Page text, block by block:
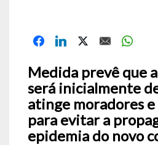
Medida prevê que
será inicialmente
atinge moradores
para evitar a
epidemia do novo